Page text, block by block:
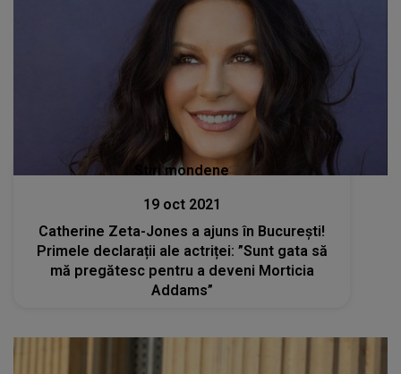
Stiri mondene
19 oct 2021
Catherine Zeta-Jones a ajuns în București!
Primele declarații ale actriței: ”Sunt gata să
mă pregătesc pentru a deveni Morticia
Addams”